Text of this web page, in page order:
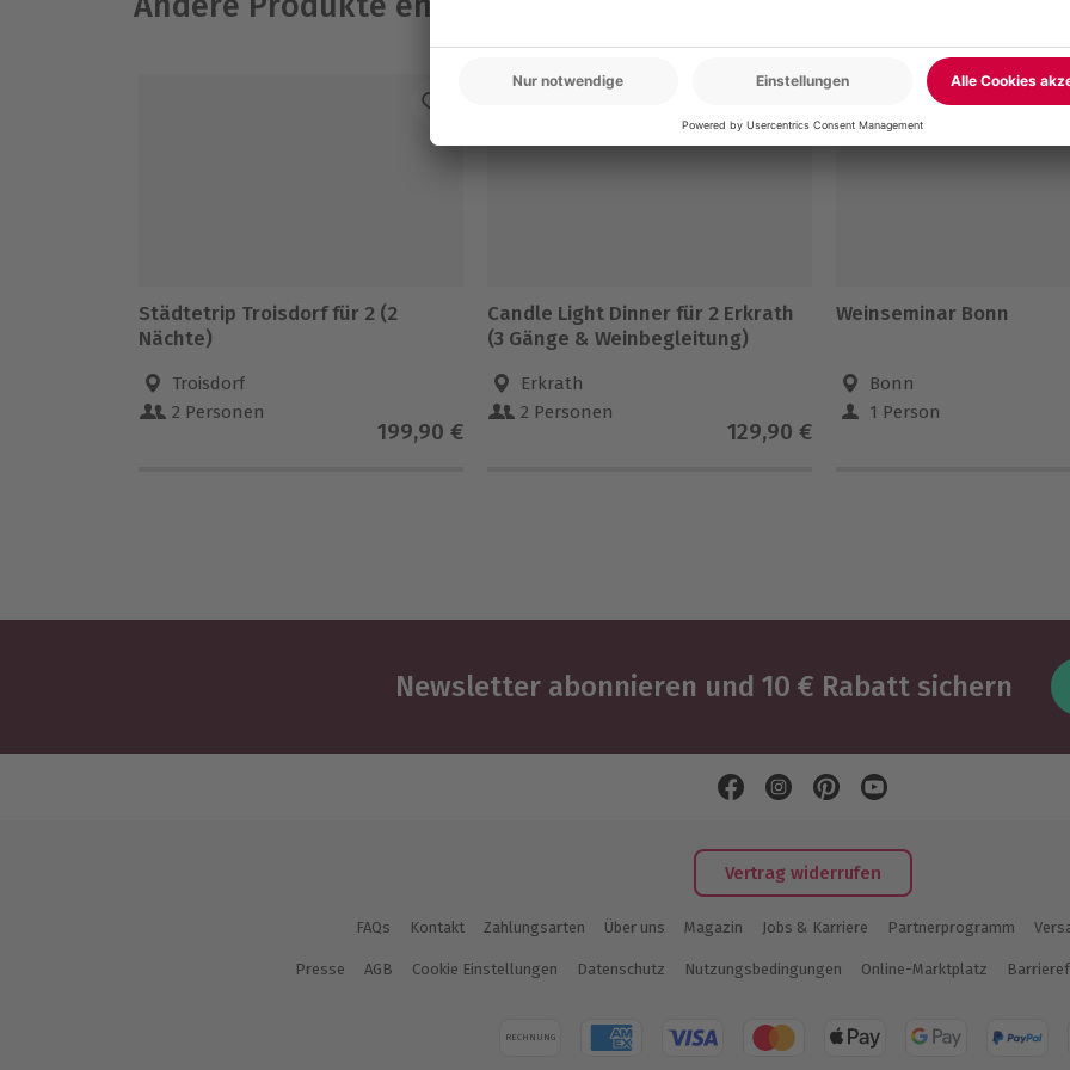
Städtetrip Troisdorf für 2 (2
Nächte)
Troisdorf
2 Personen
199,90 €
Candle Light Dinner für 2 Erkrath
(3 Gänge & Weinbegleitung)
Erkrath
2 Personen
129,90 €
-15% CLUB DEAL
Weinseminar Bonn
Bonn
1 Person
Newsletter abonnieren und 10 € Rabatt sichern
Vertrag widerrufen
FAQs Kontakt Zahlungsarten Über uns Magazin Jobs & Karriere Partnerprogramm
Presse AGB Cookie Einstellungen Datenschutz Nutzungsbedingungen Online-Marktplatz
RECHNUNG